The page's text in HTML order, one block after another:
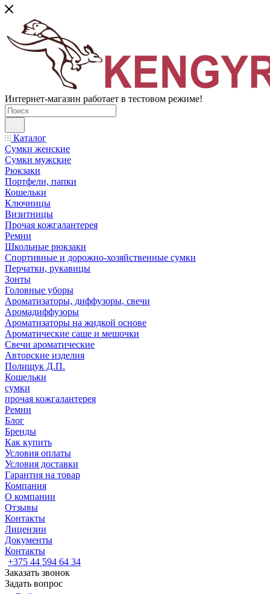
Интернет-магазин работает в тестовом режиме!
Каталог
Сумки женские
Сумки мужские
Рюкзаки
Портфели, папки
Кошельки
Ключницы
Визитницы
Прочая кожгалантерея
Ремни
Школьные рюкзаки
Спортивные и дорожно-хозяйственные сумки
Перчатки, рукавицы
Зонты
Головные уборы
Ароматизаторы, диффузоры, свечи
Аромадиффузоры
Ароматизаторы на жидкой основе
Ароматические саше и мешочки
Свечи ароматические
Авторские изделия
Полищук Д.П.
Кошельки
сумки
прочая кожгалантерея
Ремни
Блог
Бренды
Как купить
Условия оплаты
Условия доставки
Гарантия на товар
Компания
О компании
Отзывы
Контакты
Лицензии
Документы
Контакты
+375 44 594 64 34
Заказать звонок
Задать вопрос